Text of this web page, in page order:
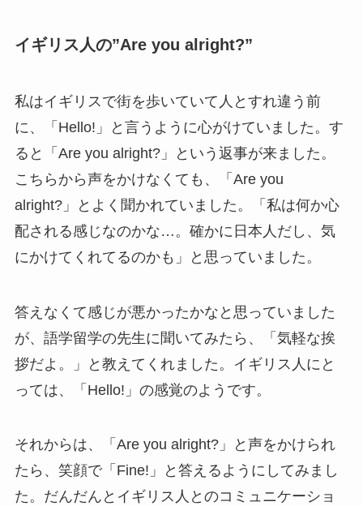
イギリス人の”Are you alright?”
私はイギリスで街を歩いていて人とすれ違う前
に、「Hello!」と言うように心がけていました。す
ると
「Are you alright?」という返事が来ました。
こちらから声をかけなくても、「Are you
alright?」とよく聞かれていました。「私は何か心
配される感じなのかな…。確かに日本人だし、気
にかけてくれてるのかも」と思っていました。
答えなくて感じが悪かったかなと思っていました
が、語学留学の先生に聞いてみたら、「気軽な挨
拶だよ。」と教えてくれました。
イギリス人にと
っては、「Hello!」の感覚のようです。
それからは、
「Are you alright?」と声をかけられ
たら、笑顔で「Fine!」と答えるようにしてみまし
た。 だんだんとイギリス人とのコミュニケーショ